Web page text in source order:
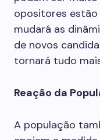
opositores
mudará as
de novos
tornará tudo
Reação da
A população